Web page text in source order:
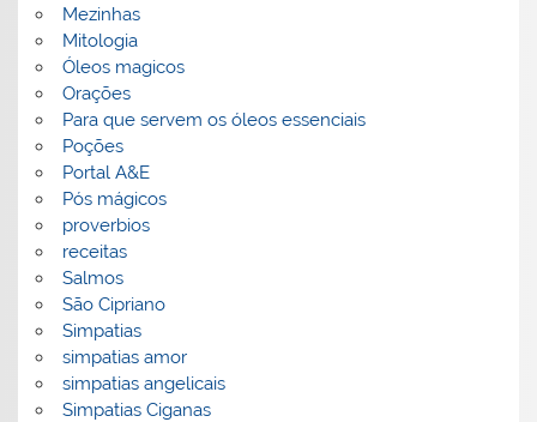
Mezinhas
Mitologia
Óleos magicos
Orações
Para que servem os óleos essenciais
Poções
Portal A&E
Pós mágicos
proverbios
receitas
Salmos
São Cipriano
Simpatias
simpatias amor
simpatias angelicais
Simpatias Ciganas